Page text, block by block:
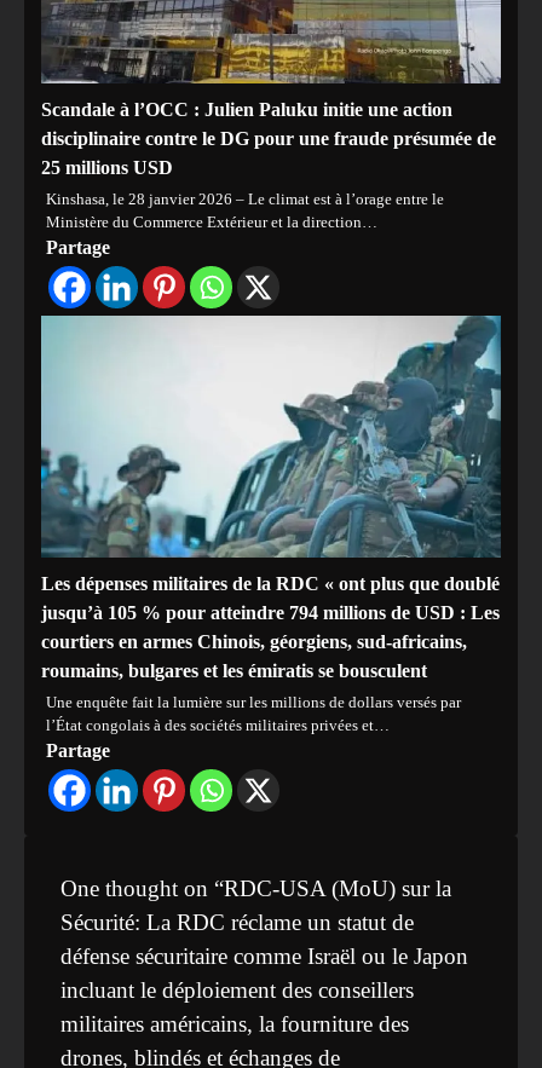
‎Scandale à l’OCC : Julien Paluku initie une action
disciplinaire contre le DG pour une fraude présumée de
25 millions USD
Kinshasa, le 28 janvier 2026 – Le climat est à l’orage entre le
Ministère du Commerce Extérieur et la direction…
Partage
Les dépenses militaires de la RDC « ont plus que doublé
jusqu’à 105 % pour atteindre 794 millions de USD : Les
courtiers en armes Chinois, géorgiens, sud-africains,
roumains, bulgares et les émiratis se bousculent
Une enquête fait la lumière sur les millions de dollars versés par
l’État congolais à des sociétés militaires privées et…
Partage
One thought on “RDC-USA (MoU) sur la
Sécurité: La RDC réclame un statut de
défense sécuritaire comme Israël ou le Japon
incluant le déploiement des conseillers
militaires américains, la fourniture des
drones, blindés et échanges de